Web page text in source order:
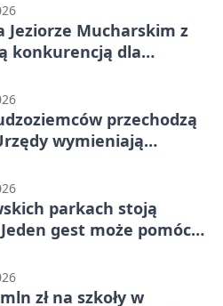
Jeziorze Mucharskim z
konkurencją dla
przechodzą
wymieniają
parkach stoją
gest może pomóc
zł na szkoły w